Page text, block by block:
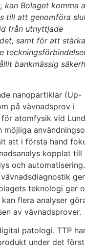
kan Bolaget komma
till att genomföra
från utnyttjade
samt för att stärka
bankmässig
nanopartiklar (Up-
på vävnadsprov i
atomfysik vid
att i första hand
kopplat till
och
teknologi ger
flera analyser
av vävnadsprover.
patologi. TTP
under det